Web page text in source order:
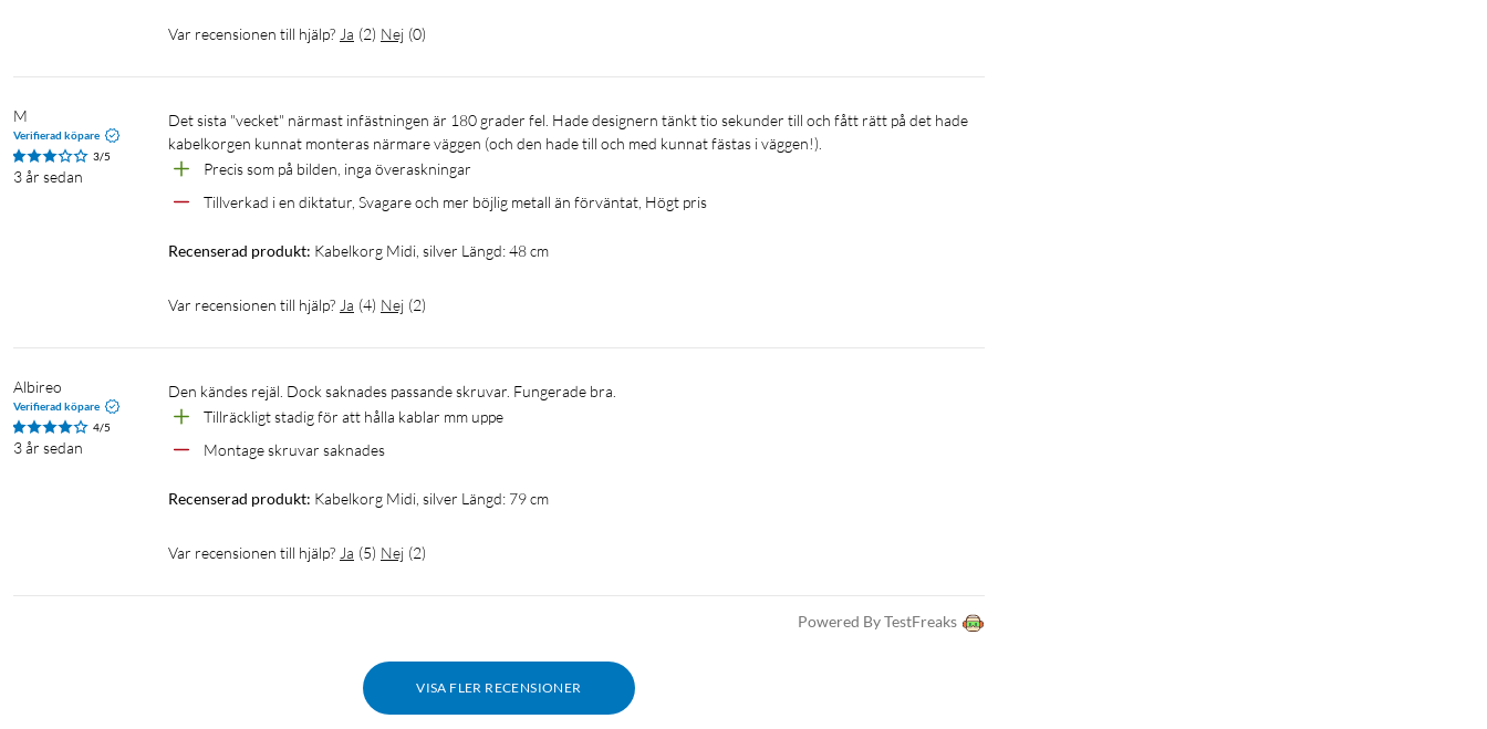
Var recensionen till hjälp? Ja (2) Nej (0)
M
Verifierad köpare
3/5
3 år sedan
Det sista "vecket" närmast infästningen är 180 grader fel. Hade designern tänkt tio sekunder till och fått rätt på det hade
kabelkorgen kunnat monteras närmare väggen (och den hade till och med kunnat fästas i väggen!).
Precis som på bilden, inga överaskningar
Tillverkad i en diktatur, Svagare och mer böjlig metall än förväntat, Högt pris
Recenserad produkt: Kabelkorg Midi, silver Längd: 48 cm
Var recensionen till hjälp? Ja (4) Nej (2)
Albireo
Verifierad köpare
4/5
3 år sedan
Den kändes rejäl. Dock saknades passande skruvar. Fungerade bra.
Tillräckligt stadig för att hålla kablar mm uppe
Montage skruvar saknades
Recenserad produkt: Kabelkorg Midi, silver Längd: 79 cm
Var recensionen till hjälp? Ja (5) Nej (2)
Powered By TestFreaks
VISA FLER RECENSIONER